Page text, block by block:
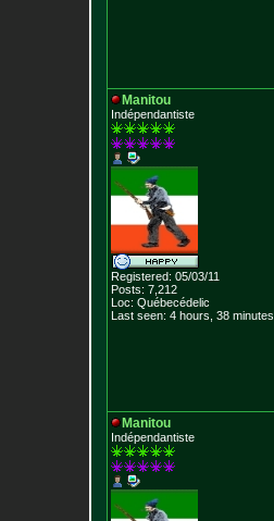
Manitou
Indépendantiste
Registered: 05/03/11
Posts: 7,212
Loc: Québecédelic
Last seen: 4 hours, 38 minutes
Manitou
Indépendantiste